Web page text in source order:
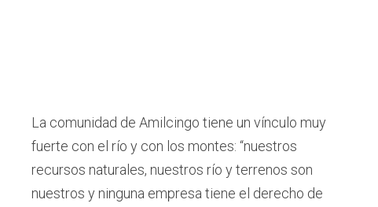
La comunidad de Amilcingo tiene un vínculo muy
fuerte con el río y con los montes: “nuestros
recursos naturales, nuestros río y terrenos son
nuestros y ninguna empresa tiene el derecho de